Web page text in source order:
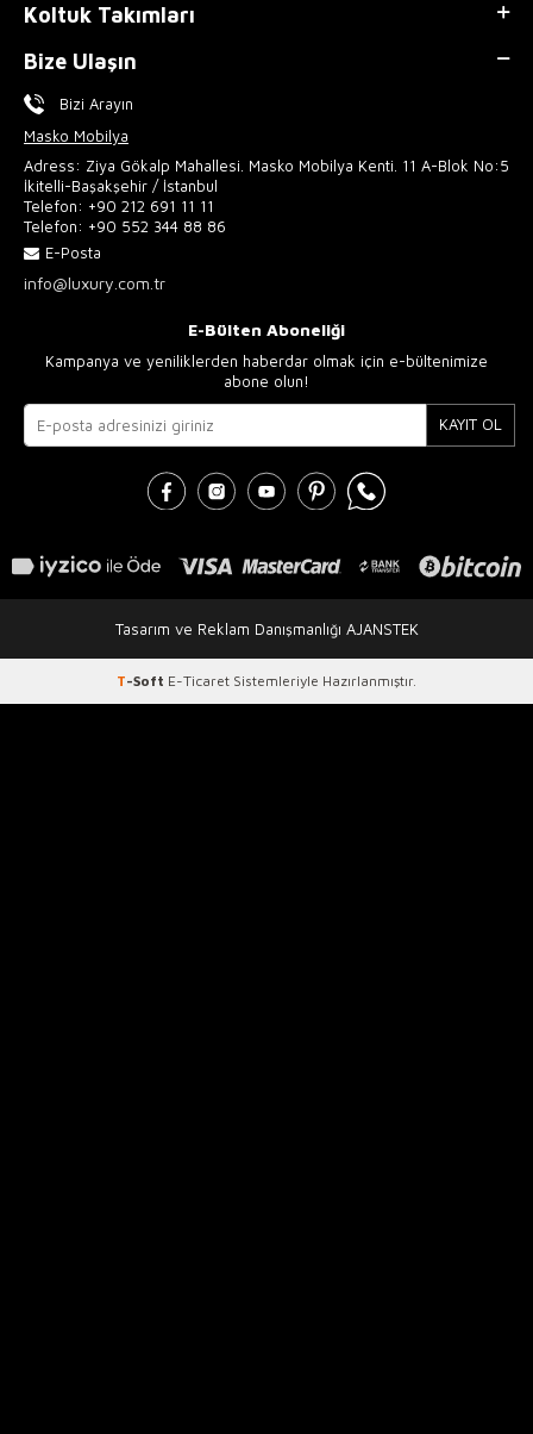
Koltuk Takımları
Bize Ulaşın
Bizi Arayın
Masko Mobilya
Adress: Ziya Gökalp Mahallesi. Masko Mobilya Kenti. 11 A-Blok No:5
İkitelli-Başakşehir / İstanbul
Telefon: +90 212 691 11 11
Telefon: +90 552 344 88 86
E-Posta
info@luxury.com.tr
E-Bülten Aboneliği
Kampanya ve yeniliklerden haberdar olmak için e-bültenimize
abone olun!
KAYIT OL
Tasarım ve Reklam Danışmanlığı AJANSTEK
T-Soft E-Ticaret Sistemleriyle Hazırlanmıştır.